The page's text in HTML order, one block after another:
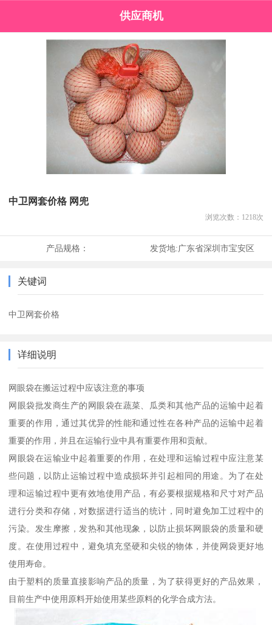
供应商机
中卫网套价格 网兜
浏览次数： 1218次
产品规格： 发货地:广东省深圳市宝安区
关键词
中卫网套价格
详细说明
网眼袋在搬运过程中应该注意的事项
网眼袋批发商生产的网眼袋在蔬菜、瓜类和其他产品的运输中起着
重要的作用，通过其优异的性能和通过性在各种产品的运输中起着
重要的作用，并且在运输行业中具有重要作用和贡献。
网眼袋在运输业中起着重要的作用，在处理和运输过程中应注意某
些问题，以防止运输过程中造成损坏并引起相同的用途。为了在处
理和运输过程中更有效地使用产品，有必要根据规格和尺寸对产品
进行分类和存储，对数据进行适当的统计，同时避免加工过程中的
污染。发生摩擦，发热和其他现象，以防止损坏网眼袋的质量和硬
度。在使用过程中，避免填充坚硬和尖锐的物体，并使网袋更好地
使用寿命。
由于塑料的质量直接影响产品的质量，为了获得更好的产品效果，
目前生产中使用原料开始使用某些原料的化学合成方法。